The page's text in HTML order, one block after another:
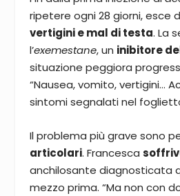
ripetere ogni 28 giorni, esce
vertigini e mal di testa. La
l’exemestane, un inibitore
situazione peggiora
“Nausea, vomito, vertigini…
sintomi segnalati nel
Il problema più grave sono
articolari. Francesca
anchilosante diagnosticata
mezzo prima. “Ma non con